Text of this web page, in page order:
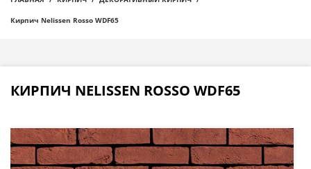
Кирпич Nelissen Rosso WDF65
КИРПИЧ NELISSEN ROSSO WDF65